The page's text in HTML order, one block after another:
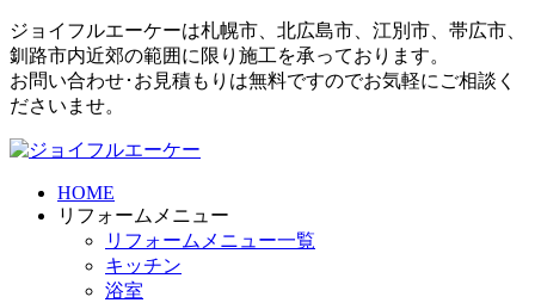
ジョイフルエーケーは札幌市、北広島市、江別市、帯広市、
釧路市内近郊の範囲に限り施工を承っております。
お問い合わせ･お見積もりは無料ですのでお気軽にご相談く
ださいませ。
HOME
リフォームメニュー
リフォームメニュー一覧
キッチン
浴室